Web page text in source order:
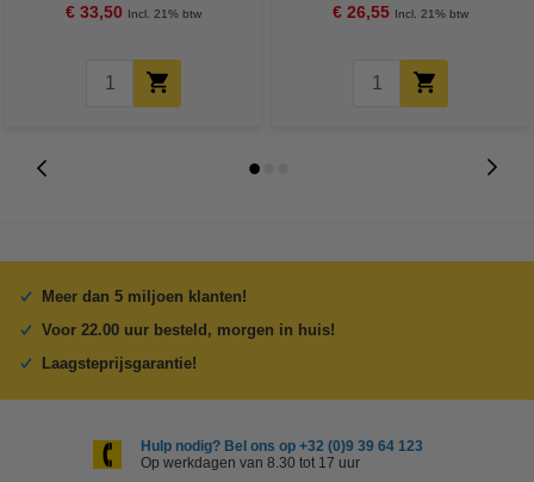
€ 33,50 Incl. 21% btw € 26,55 Incl. 21% btw
Meer dan 5 miljoen klanten!
Voor 22.00 uur besteld, morgen in huis!
Laagsteprijsgarantie!
Hulp nodig? Bel ons op +32 (0)9 39 64 123
Op werkdagen van 8.30 tot 17 uur